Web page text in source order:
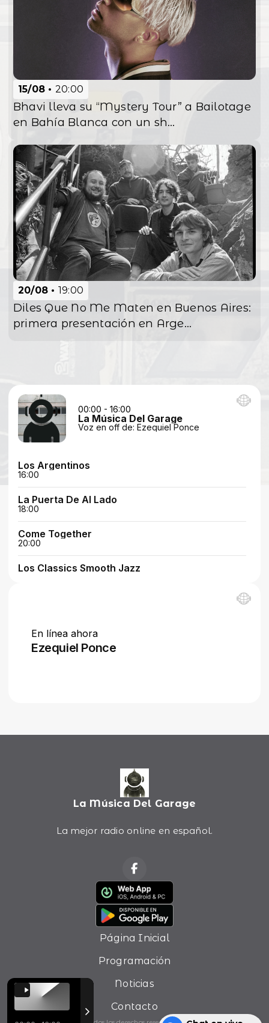
15/08 20:00
Bhavi lleva su “Mystery Tour” a Bailotage
en Bahía Blanca con un sh...
20/08 19:00
Diles Que No Me Maten en Buenos Aires:
primera presentación en Arge...
La Música Del Garage
La mejor radio online en español.
Página Inicial
Programación
Noticias
Contacto